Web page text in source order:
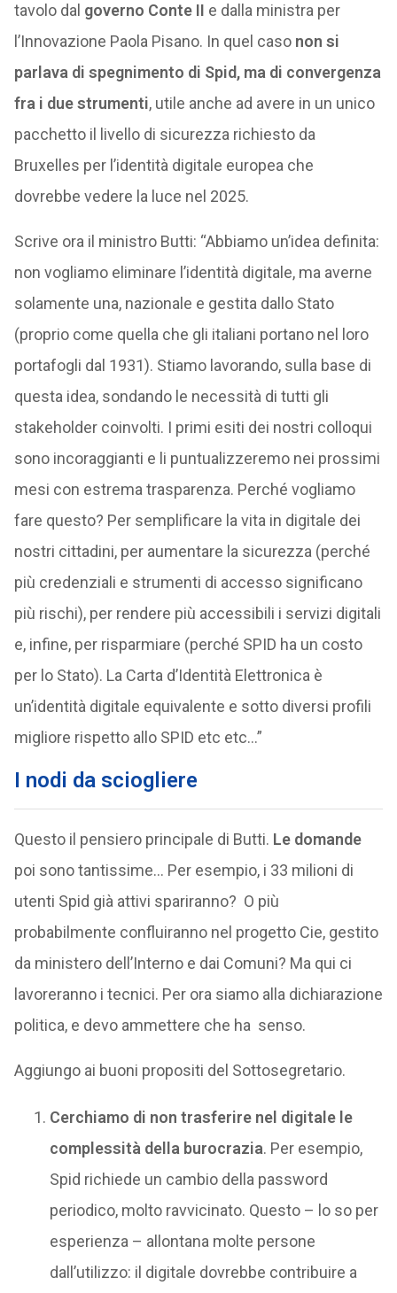
tavolo dal governo Conte II e dalla ministra per
l’Innovazione Paola Pisano. In quel caso non si
parlava di spegnimento di Spid, ma di convergenza
fra i due strumenti, utile anche ad avere in un unico
pacchetto il livello di sicurezza richiesto da
Bruxelles per l’identità digitale europea che
dovrebbe vedere la luce nel 2025.
Scrive ora il ministro Butti: “Abbiamo un’idea definita:
non vogliamo eliminare l’identità digitale, ma averne
solamente una, nazionale e gestita dallo Stato
(proprio come quella che gli italiani portano nel loro
portafogli dal 1931). Stiamo lavorando, sulla base di
questa idea, sondando le necessità di tutti gli
stakeholder coinvolti. I primi esiti dei nostri colloqui
sono incoraggianti e li puntualizzeremo nei prossimi
mesi con estrema trasparenza. Perché vogliamo
fare questo? Per semplificare la vita in digitale dei
nostri cittadini, per aumentare la sicurezza (perché
più credenziali e strumenti di accesso significano
più rischi), per rendere più accessibili i servizi digitali
e, infine, per risparmiare (perché SPID ha un costo
per lo Stato). La Carta d’Identità Elettronica è
un’identità digitale equivalente e sotto diversi profili
migliore rispetto allo SPID etc etc…”
I nodi da sciogliere
Questo il pensiero principale di Butti. Le domande
poi sono tantissime… Per esempio, i 33 milioni di
utenti Spid già attivi spariranno? O più
probabilmente confluiranno nel progetto Cie, gestito
da ministero dell’Interno e dai Comuni? Ma qui ci
lavoreranno i tecnici. Per ora siamo alla dichiarazione
politica, e devo ammettere che ha senso.
Aggiungo ai buoni propositi del Sottosegretario.
Cerchiamo di non trasferire nel digitale le
complessità della burocrazia. Per esempio,
Spid richiede un cambio della password
periodico, molto ravvicinato. Questo – lo so per
esperienza – allontana molte persone
dall’utilizzo: il digitale dovrebbe contribuire a